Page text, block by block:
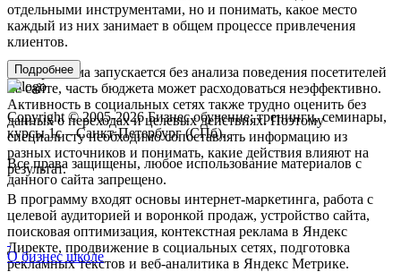
отдельными инструментами, но и понимать, какое место
каждый из них занимает в общем процессе привлечения
клиентов.
Если реклама запускается без анализа поведения посетителей
на сайте, часть бюджета может расходоваться неэффективно.
Активность в социальных сетях также трудно оценить без
данных о переходах и целевых действиях. Поэтому
специалисту необходимо сопоставлять информацию из
разных источников и понимать, какие действия влияют на
результат.
В программу входят основы интернет-маркетинга, работа с
целевой аудиторией и воронкой продаж, устройство сайта,
поисковая оптимизация, контекстная реклама в Яндекс
Директе, продвижение в социальных сетях, подготовка
рекламных текстов и веб-аналитика в Яндекс Метрике.
Подробнее
Copyright © 2005-2026 Бизнес обучение: тренинги, семинары,
курсы 1с – Санкт-Петербург (СПб).
Все права защищены, любое использование материалов с
данного сайта запрещено.
О бизнес школе